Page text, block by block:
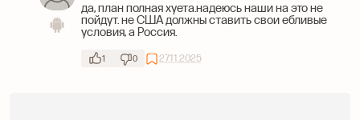
да, план полная хуета.надеюсь наши на это не
пойдут. не США должны ставить свои ебливые
условия, а Россия.
1 0 27.11.2025